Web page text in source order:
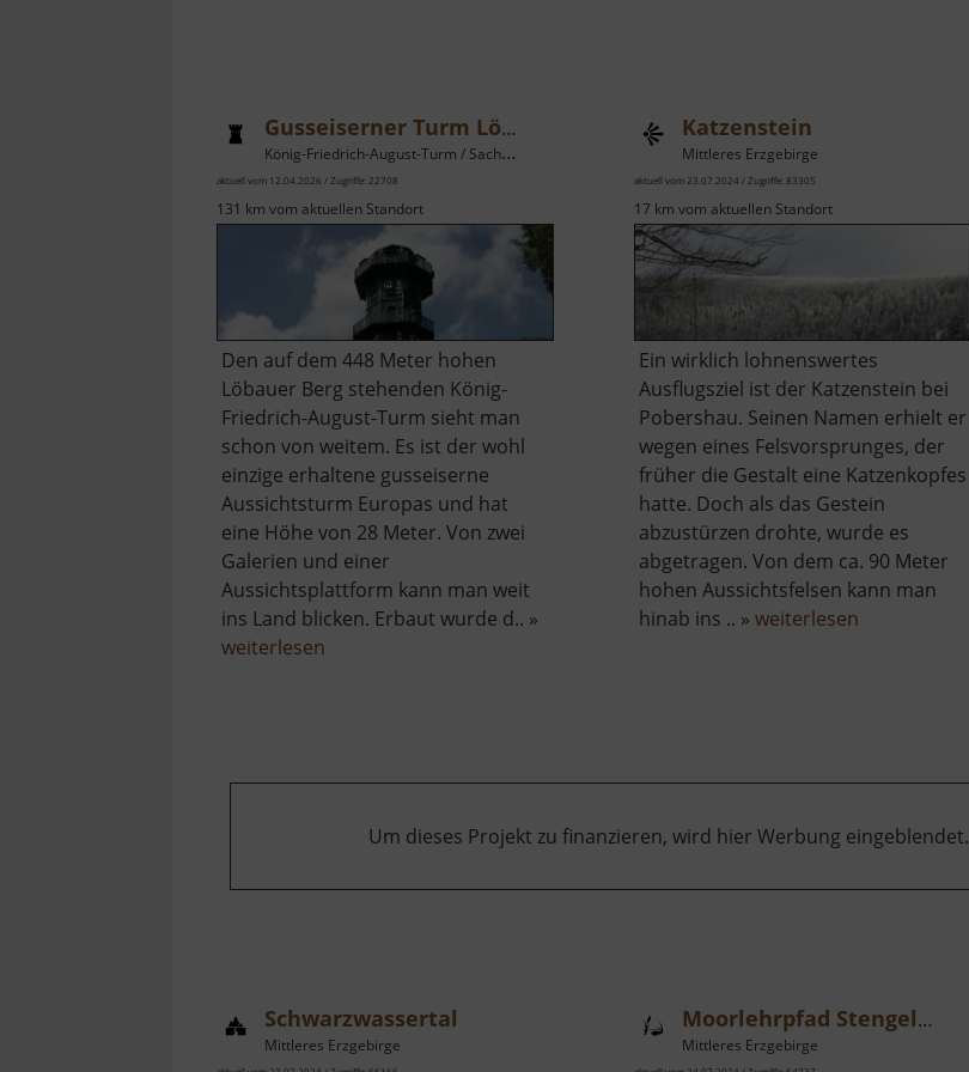
Gusseiserner Turm Löbau
König-Friedrich-August-Turm / Sachsen
aktuell vom 12.04.2026 / Zugriffe: 22708
131 km vom aktuellen Standort
Den auf dem 448 Meter hohen
Löbauer Berg stehenden König-
Friedrich-August-Turm sieht man
schon von weitem. Es ist der wohl
einzige erhaltene gusseiserne
Aussichtsturm Europas und hat
eine Höhe von 28 Meter. Von zwei
Galerien und einer
Aussichtsplattform kann man weit
ins Land blicken. Erbaut wurde d.. »
weiterlesen
Katzenstein
Mittleres Erzgebirge
aktuell vom 23.07.2024 / Zugriffe: 83305
17 km vom aktuellen Standort
Ein wirklich lohnenswertes
Ausflugsziel ist der Katzenstein bei
Pobershau. Seinen Namen erhielt er
wegen eines Felsvorsprunges, der
früher die Gestalt eine Katzenkopfes
hatte. Doch als das Gestein
abzustürzen drohte, wurde es
abgetragen. Von dem ca. 90 Meter
hohen Aussichtsfelsen kann man
hinab ins .. »weiterlesen
Um dieses Projekt zu finanzieren, wird hier Werbung eingeblendet.
Schwarzwassertal
Mittleres Erzgebirge
Moorlehrpfad Stengelhaide
Mittleres Erzgebirge